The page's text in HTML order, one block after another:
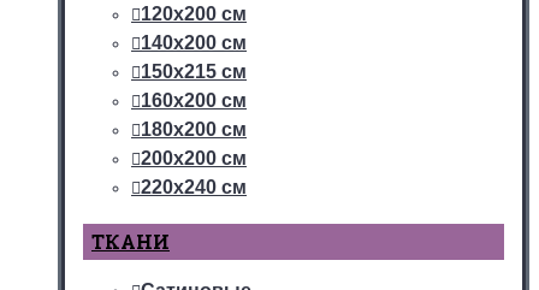
120х200 см
140х200 см
150х215 см
160х200 см
180х200 см
200х200 см
220х240 см
ТКАНИ